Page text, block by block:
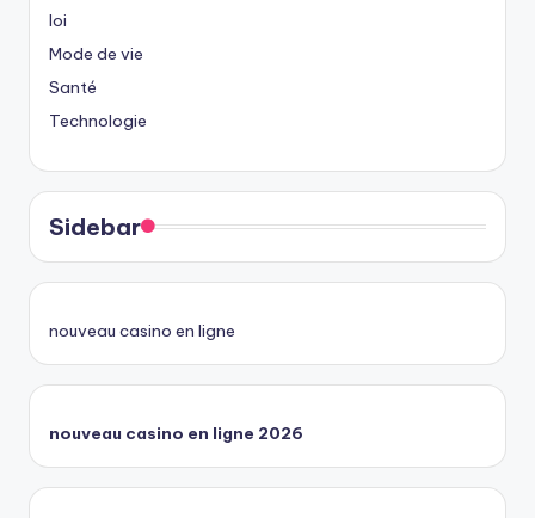
loi
Mode de vie
Santé
Technologie
Sidebar
nouveau casino en ligne
nouveau casino en ligne 2026